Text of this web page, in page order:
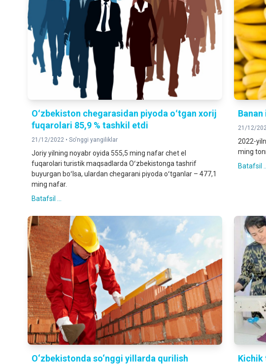
Oʻzbekiston chegarasidan piyoda oʻtgan xorij
fuqarolari 85,9 % tashkil etdi
21/12/2022 • So'nggi yangiliklar
Joriy yilning noyabr oyida 555,5 ming nafar chet el
fuqarolari turistik maqsadlarda Oʻzbekistonga tashrif
buyurgan boʻlsa, ulardan chegarani piyoda oʻtganlar – 477,1
ming nafar.
Batafsil ...
21/12/
2022-
ming
Batafsil
O‘zbekistonda so‘nggi yillarda qurilish
Kichik